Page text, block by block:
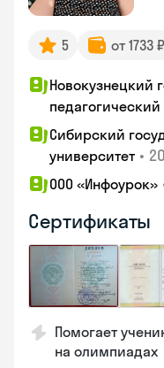
5 от 1733
Новокузнецкий
педагогический
Сибирский
университет •
ООО «Инфоурок»
Сертификаты
Помогает
на олимпиадах